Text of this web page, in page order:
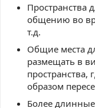
Пространства
общению во
т.д.
Общие места
размещать в
пространства,
образом
Более